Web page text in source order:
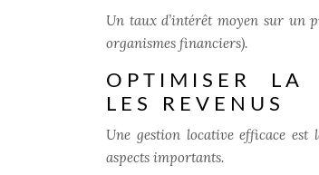
Un taux d’intérêt moyen sur un
organismes financiers).
OPTIMISER LA
LES REVENUS
Une gestion locative efficace est
aspects importants.